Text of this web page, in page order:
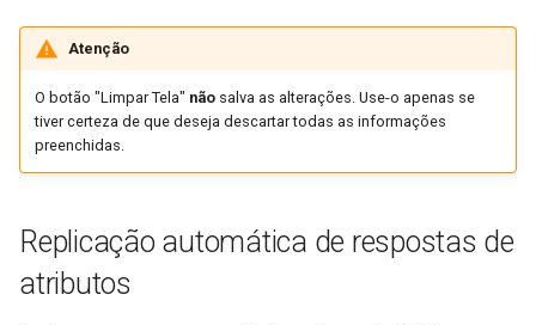
Atenção
O botão "Limpar Tela" não salva as alterações. Use-o apenas se
tiver certeza de que deseja descartar todas as informações
preenchidas.
Replicação automática de respostas de
atributos